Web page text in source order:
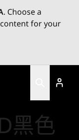
. Choose a
for your
黑色